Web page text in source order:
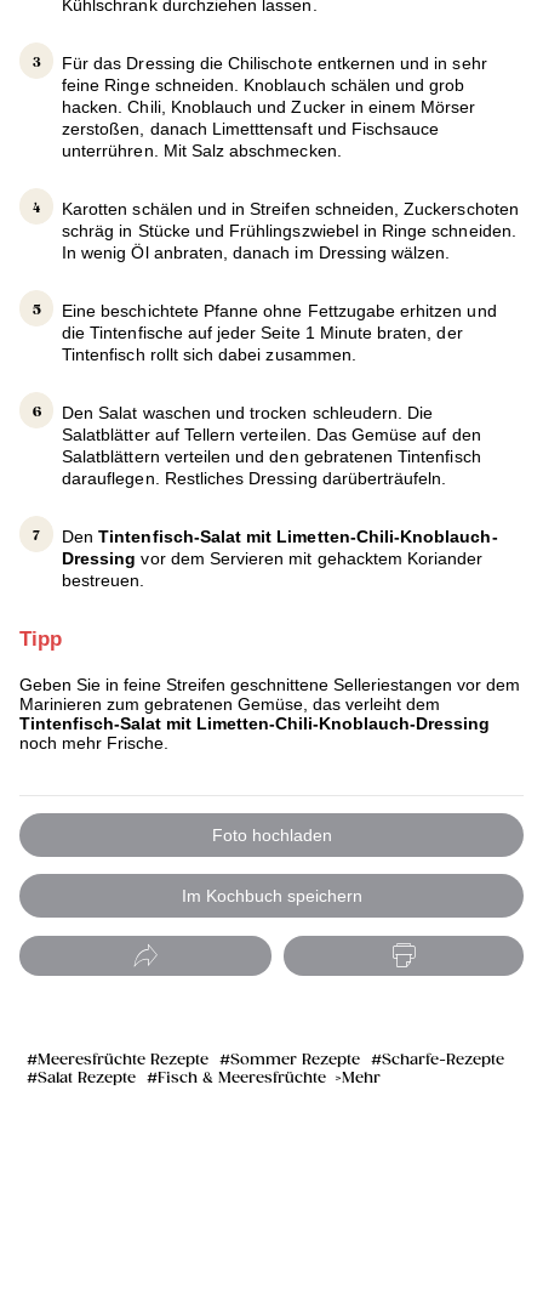
Kühlschrank durchziehen lassen.
Für das Dressing die Chilischote entkernen und in sehr
feine Ringe schneiden. Knoblauch schälen und grob
hacken. Chili, Knoblauch und Zucker in einem Mörser
zerstoßen, danach Limetttensaft und Fischsauce
unterrühren. Mit Salz abschmecken.
Karotten schälen und in Streifen schneiden, Zuckerschoten
schräg in Stücke und Frühlingszwiebel in Ringe schneiden.
In wenig Öl anbraten, danach im Dressing wälzen.
Eine beschichtete Pfanne ohne Fettzugabe erhitzen und
die Tintenfische auf jeder Seite 1 Minute braten, der
Tintenfisch rollt sich dabei zusammen.
Den Salat waschen und trocken schleudern. Die
Salatblätter auf Tellern verteilen. Das Gemüse auf den
Salatblättern verteilen und den gebratenen Tintenfisch
darauflegen. Restliches Dressing darüberträufeln.
DenTintenfisch-Salat mit Limetten-Chili-Knoblauch-
Dressingvor dem Servieren mit gehacktem Koriander
bestreuen.
Tipp
Geben Sie in feine Streifen geschnittene Selleriestangen vor dem
Marinieren zum gebratenen Gemüse, das verleiht dem
Tintenfisch-Salat mit Limetten-Chili-Knoblauch-Dressing
noch mehr Frische.
Foto hochladen
Im Kochbuch speichern
Meeresfrüchte Rezepte Sommer Rezepte
Scharfe-Rezepte
Salat Rezepte
Fisch & Meeresfrüchte Mehr